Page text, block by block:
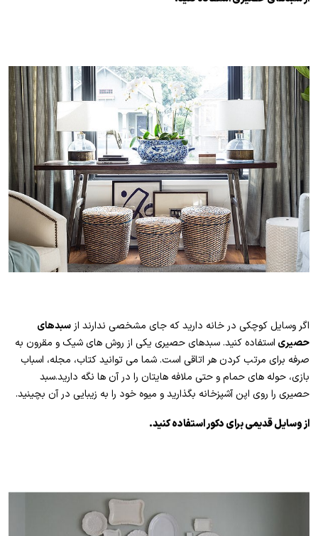
اگر وسایل کوچکی در خانه دارید که جای مشخصی ندارند از سبدهای
حصیری استفاده کنید. سبدهای حصیری یکی از روش های شیک و مقرون به
صرفه برای مرتب کردن هر اتاقی است. شما می توانید کتاب، مجله، اسباب
بازی، حوله های حمام و حتی ملافه هایتان را در آن ها نگه دارید.سبد
حصیری را روی اپن آشپزخانه بگذارید و میوه خود را به زیبایی در آن بچینید.
از وسایل قدیمی برای دکور استفاده کنید.